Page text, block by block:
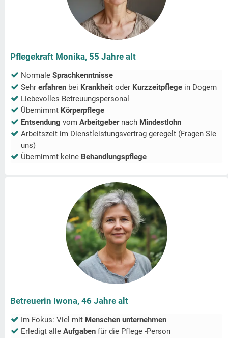
Pflegekraft Monika, 55 Jahre alt
Normale Sprachkenntnisse
Sehr erfahren bei Krankheit oder Kurzzeitpflege in Dogern
Liebevolles Betreuungspersonal
Übernimmt Körperpflege
Entsendung vom Arbeitgeber nach Mindestlohn
Arbeitszeit im Dienstleistungsvertrag geregelt (Fragen Sie
uns)
Übernimmt keine Behandlungspflege
Betreuerin Iwona, 46 Jahre alt
Im Fokus: Viel mit Menschen unternehmen
Erledigt alle Aufgaben für die Pflege -Person